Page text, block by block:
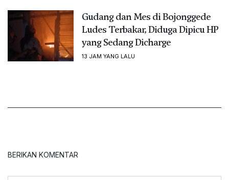
Gudang dan Mes di Bojonggede
Ludes Terbakar, Diduga Dipicu HP
yang Sedang Dicharge
13 JAM YANG LALU
BERIKAN KOMENTAR